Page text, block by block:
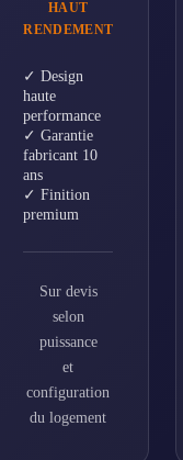
HAUT
RENDEMENT
✓ Design
haute
performance
✓ Garantie
fabricant 10
ans
✓ Finition
premium
Sur devis
selon
puissance
et
configuration
du logement